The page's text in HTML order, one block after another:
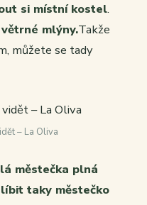
si místní kostel.
mlýny.Takže
můžete se tady
– La Oliva
městečka plná
taky městečko